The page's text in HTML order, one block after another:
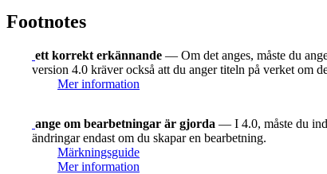
Footnotes
ett korrekt erkännande — Om det anges, måste du
version 4.0 kräver också att du anger titeln på verket om
Mer information
ange om bearbetningar är gjorda — I 4.0, måste du
ändringar endast om du skapar en bearbetning.
Märkningsguide
Mer information